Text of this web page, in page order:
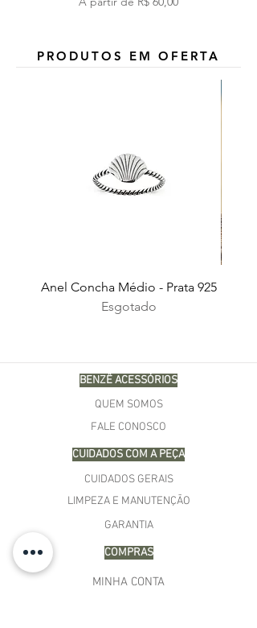
PRODUTOS EM OFERTA
Anel Concha Médio - Prata 925
Esgotado
BENZÊ ACESSÓRIOS
QUEM SOMOS
FALE CONOSCO
CUIDADOS COM A PEÇA
CUIDADOS GERAIS
LIMPEZA E MANUTENÇÃO
GARANTIA
COMPRAS
MINHA CONTA